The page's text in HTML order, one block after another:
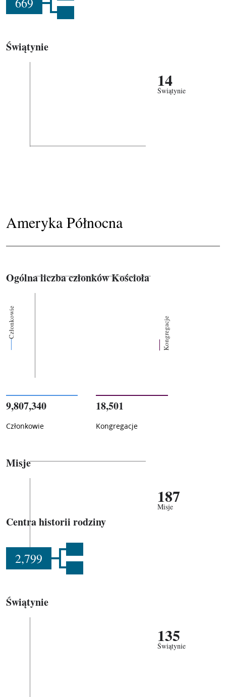
Świątynie
14
Świątynie
Ameryka Północna
Ogólna liczba członków Kościoła
Członkowie Kongregacje
9,807,340
Członkowie
18,501
Kongregacje
Misje
187
Misje
Centra historii rodziny
2,799
Świątynie
135
Świątynie